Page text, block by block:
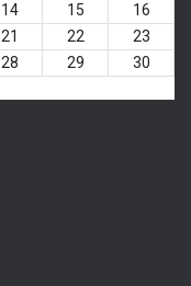
14 15
16
21 22
23
28 29
30